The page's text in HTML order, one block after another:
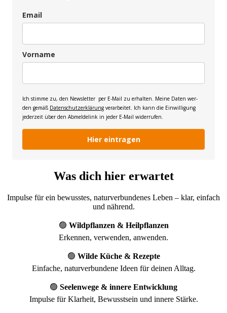
Email
Vor­na­me
Ich stim­me zu, den News­let­ter per E‑Mail zu erhal­ten. Mei­ne Daten wer­
den gemäß Daten­schutz­er­klä­rung ver­ar­bei­tet. Ich kann die Ein­wil­li­gung
jeder­zeit über den Abmel­de­link in jeder E‑Mail widerrufen.
Hier eintragen
Was dich hier erwartet
Impul­se für ein bewuss­tes, natur­ver­bun­de­nes Leben – klar, ein­fach
und nährend.
🟢 Wild­pflan­zen & Heil­pflan­zen
Erken­nen, ver­wen­den, anwenden.
🟢 Wil­de Küche & Rezep­te
Ein­fa­che, natur­ver­bun­de­ne Ideen für dei­nen Alltag.
🟢 See­len­we­ge & inne­re Ent­wick­lung
Impul­se für Klar­heit, Bewusst­sein und inne­re Stärke.